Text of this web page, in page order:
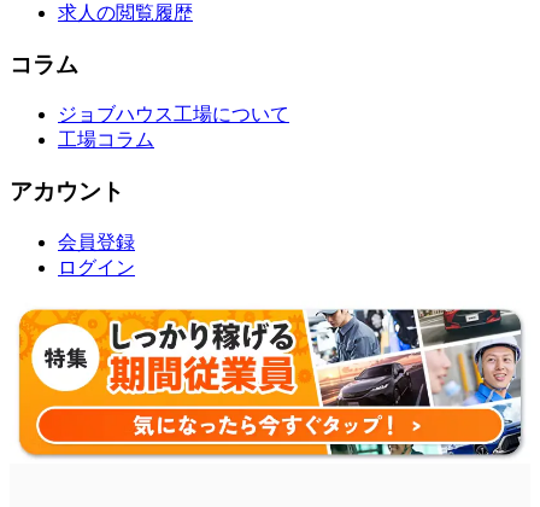
求人の閲覧履歴
コラム
ジョブハウス工場について
工場コラム
アカウント
会員登録
ログイン